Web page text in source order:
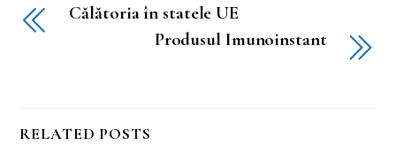
Călătoria în statele UE
Produsul Imunoinstant
RELATED POSTS